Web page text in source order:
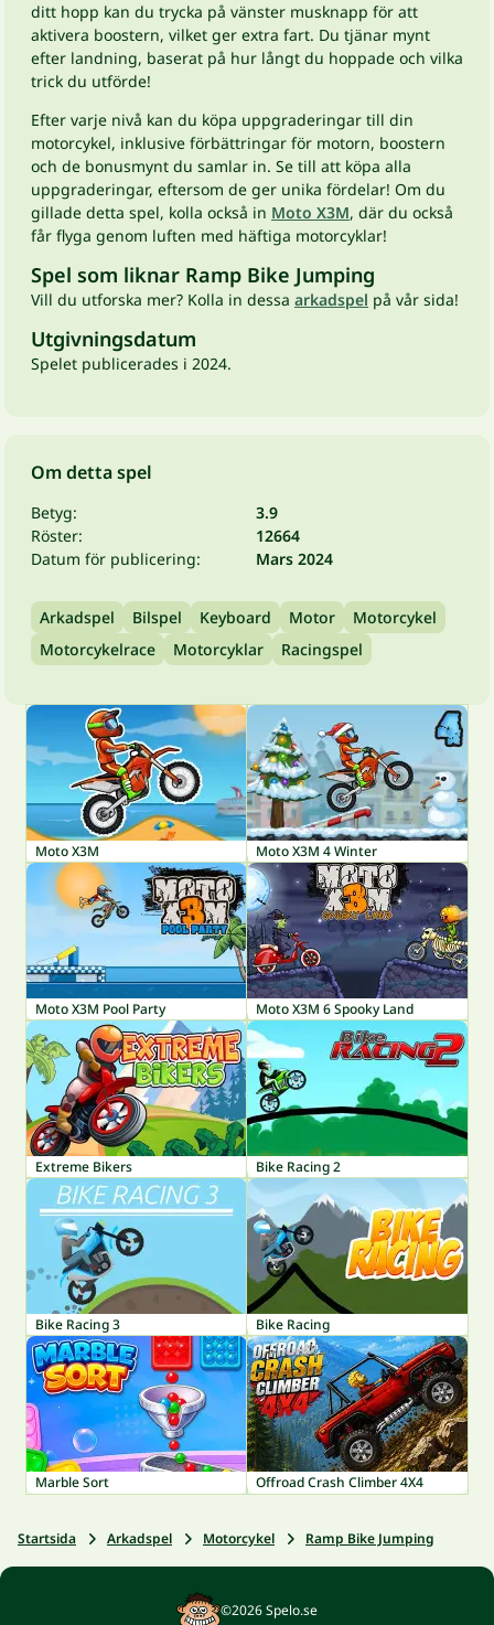
ditt hopp kan du trycka på vänster musknapp för att
aktivera boostern, vilket ger extra fart. Du tjänar mynt
efter landning, baserat på hur långt du hoppade och vilka
trick du utförde!
Efter varje nivå kan du köpa uppgraderingar till din
motorcykel, inklusive förbättringar för motorn, boostern
och de bonusmynt du samlar in. Se till att köpa alla
uppgraderingar, eftersom de ger unika fördelar! Om du
gillade detta spel, kolla också in Moto X3M, där du också
får flyga genom luften med häftiga motorcyklar!
Spel som liknar Ramp Bike Jumping
Vill du utforska mer? Kolla in dessa arkadspel på vår sida!
Utgivningsdatum
Spelet publicerades i 2024.
Om detta spel
Betyg:
3.9
Röster:
12664
Datum för publicering:
Mars 2024
Arkadspel Bilspel Keyboard Motor
Motorcykel
Motorcykelrace
Motorcyklar Racingspel
Moto X3M Moto X3M 4 Winter
Moto X3M Pool Party Moto X3M 6 Spooky Land
Extreme Bikers Bike Racing 2
Bike Racing 3 Bike Racing
Marble Sort Offroad Crash Climber 4X4
Startsida Arkadspel Motorcykel Ramp Bike Jumping
©2026 Spelo.se